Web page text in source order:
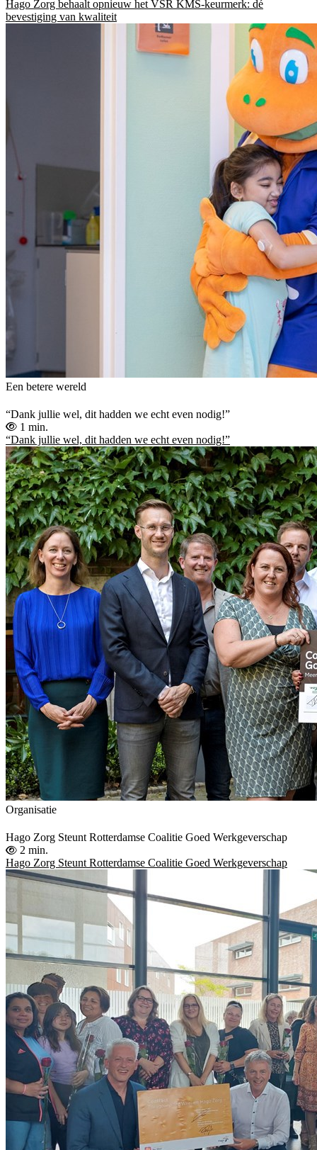
Hago Zorg behaalt opnieuw het VSR KMS-keurmerk: dé
bevestiging van kwaliteit
Een betere wereld
“Dank jullie wel, dit hadden we echt even nodig!”
1 min.
“Dank jullie wel, dit hadden we echt even nodig!”
Organisatie
Hago Zorg Steunt Rotterdamse Coalitie Goed Werkgeverschap
2 min.
Hago Zorg Steunt Rotterdamse Coalitie Goed Werkgeverschap